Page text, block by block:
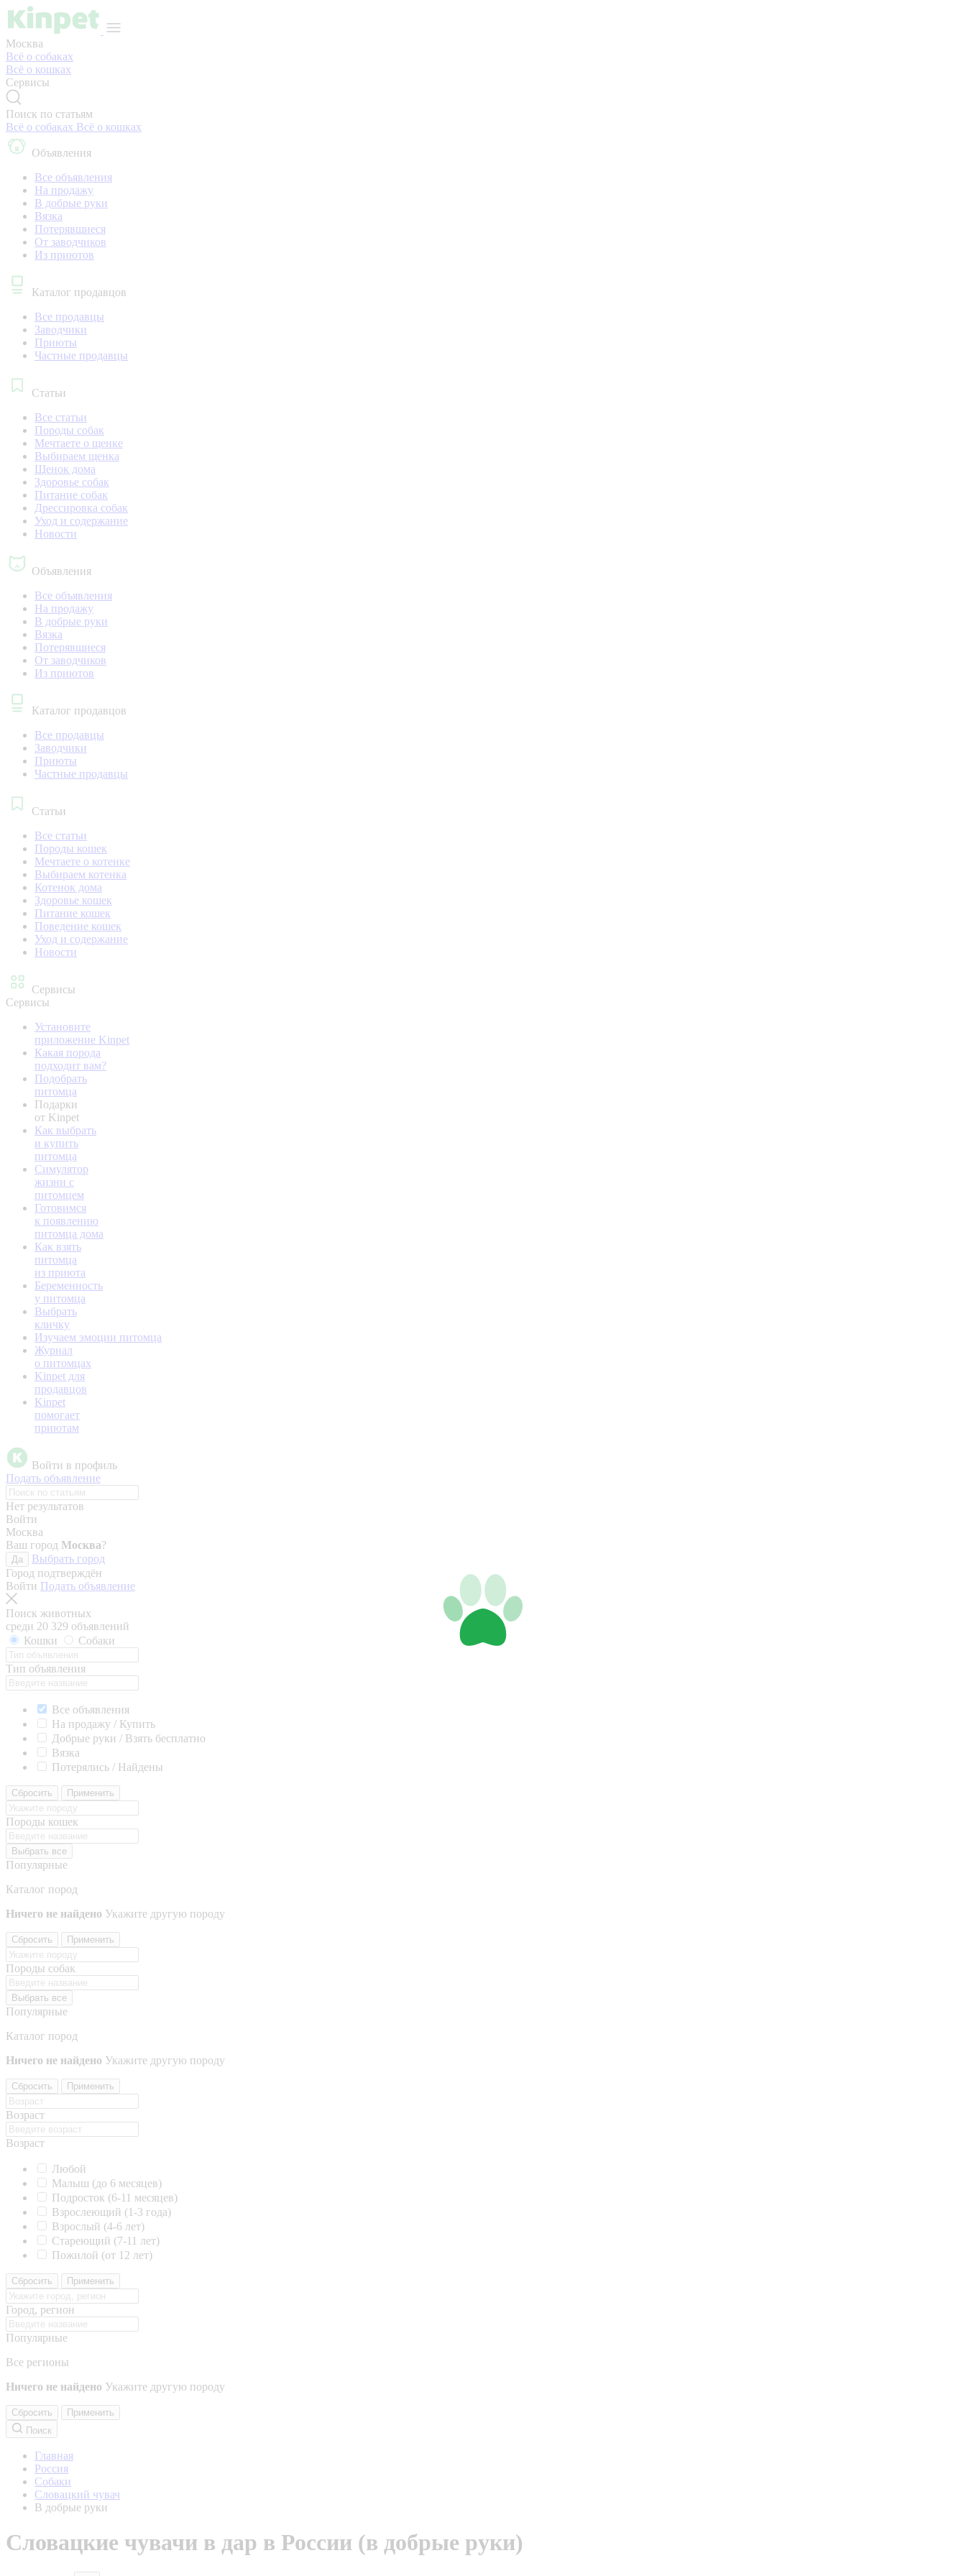
Москва
Всё о собаках
Всё о кошках
Сервисы
Поиск по статьям
Всё о собаках Всё о кошках
Объявления
Все объявления
На продажу
В добрые руки
Вязка
Потерявшиеся
От заводчиков
Из приютов
Каталог продавцов
Все продавцы
Заводчики
Приюты
Частные продавцы
Статьи
Все статьи
Породы собак
Мечтаете о щенке
Выбираем щенка
Щенок дома
Здоровье собак
Питание собак
Дрессировка собак
Уход и содержание
Новости
Объявления
Все объявления
На продажу
В добрые руки
Вязка
Потерявшиеся
От заводчиков
Из приютов
Каталог продавцов
Все продавцы
Заводчики
Приюты
Частные продавцы
Статьи
Все статьи
Породы кошек
Мечтаете о котенке
Выбираем котенка
Котенок дома
Здоровье кошек
Питание кошек
Поведение кошек
Уход и содержание
Новости
Сервисы
Сервисы
Установите
приложение Kinpet
Какая порода
подходит вам?
Подобрать
питомца
Подарки
от Kinpet
Как выбрать
и купить
питомца
Симулятор
жизни с
питомцем
Готовимся
к появлению
питомца дома
Как взять
питомца
из приюта
Беременность
у питомца
Выбрать
кличку
Изучаем эмоции питомца
Журнал
о питомцах
Kinpet для
продавцов
Kinpet
помогает
приютам
Войти в профиль
Подать объявление
Нет результатов
Войти
Москва
Ваш город Москва?
Да
Выбрать город
Город подтверждён
Войти Подать объявление
Поиск животных
среди 20 329 объявлений
Кошки
Собаки
Тип объявления
Все объявления
На продажу / Купить
Добрые руки / Взять бесплатно
Вязка
Потерялись / Найдены
Сбросить Применить
Породы кошек
Выбрать все
Популярные
Каталог пород
Ничего не найдено Укажите другую породу
Сбросить Применить
Породы собак
Выбрать все
Популярные
Каталог пород
Ничего не найдено Укажите другую породу
Сбросить Применить
Возраст
Возраст
Любой
Малыш (до 6 месяцев)
Подросток (6-11 месяцев)
Взрослеющий (1-3 года)
Взрослый (4-6 лет)
Стареющий (7-11 лет)
Пожилой (от 12 лет)
Сбросить Применить
Город, регион
Популярные
Все регионы
Ничего не найдено Укажите другую породу
Сбросить
Применить
Поиск
Главная
Россия
Собаки
Словацкий чувач
В добрые руки
Словацкие чувачи в дар в России (в добрые руки)